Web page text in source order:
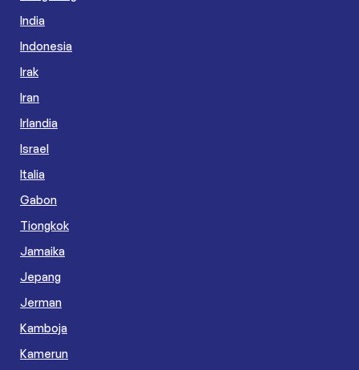
India
Indonesia
Irak
Iran
Irlandia
Israel
Italia
Gabon
Tiongkok
Jamaika
Jepang
Jerman
Kamboja
Kamerun